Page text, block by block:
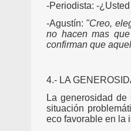
-Periodista: -
-Agustín: "Creo,
no hacen mas
confirman que
4.- LA
La generosidad
situación
eco favorable en la